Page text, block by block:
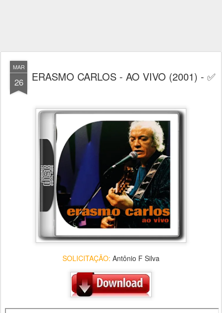
MAR
26 ERASMO CARLOS - AO VIVO (2001) - ✅
SOLICITAÇÃO: Antônio F Silva